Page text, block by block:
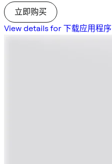
立即购买
View details for 下载应用程序